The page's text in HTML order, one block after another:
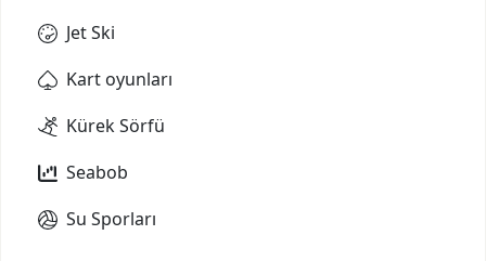
Jet Ski
Kart oyunları
Kürek Sörfü
Seabob
Su Sporları